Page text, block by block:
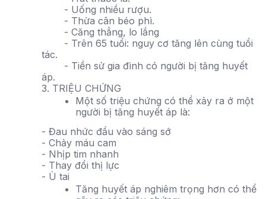
- Uống nhiều rượu.
- Thừa cân béo phì.
- Căng thẳng, lo lắng
- Trên 65 tuổi: nguy cơ tăng lên cùng tuổi
tác.
- Tiền sử gia đình có người bị tăng huyết
áp.
3. TRIỆU CHỨNG
Một số triệu chứng có thể xảy ra ở một
người bị tăng huyết áp là:
- Đau nhức đầu vào sáng sớ
- Chảy máu cam
- Nhịp tim nhanh
- Thay đổi thị lực
- Ù tai
Tăng huyết áp nghiêm trọng hơn có thể